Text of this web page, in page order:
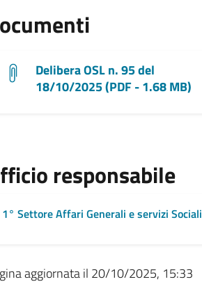
Delibera OSL n. 95 del
18/10/2025 (PDF - 1.68 MB)
responsabile
1° Settore Affari Generali e servizi Sociali
aggiornata il 20/10/2025, 15:33